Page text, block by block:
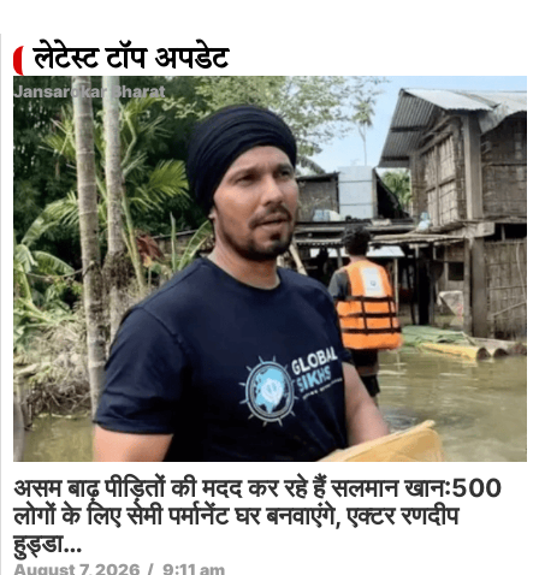
लेटेस्ट टॉप अपडेट
Jansarokar Bharat
असम बाढ़ पीड़ितों की मदद कर रहे हैं सलमान खान:500
लोगों के लिए सेमी पर्मानेंट घर बनवाएंगे, एक्टर रणदीप
हुड्डा…
August 7, 2026 / 9:11 am